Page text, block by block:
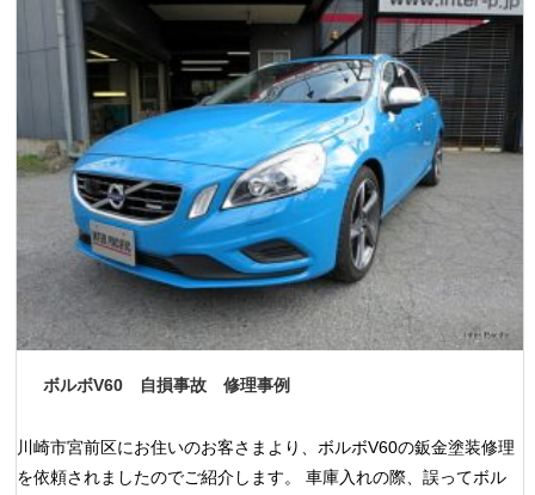
ボルボV60 自損事故 修理事例
川崎市宮前区にお住いのお客さまより、ボルボV60の鈑金塗装修理
を依頼されましたのでご紹介します。 車庫入れの際、誤ってボル